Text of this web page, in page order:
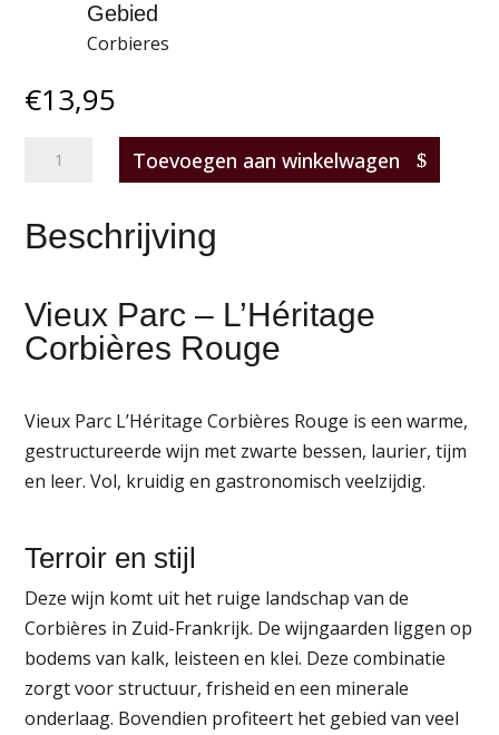
Gebied
Corbieres
€13,95
Vieux
Corbières
aantal
Toevoegen aan winkelwagen
Beschrijving
Vieux Parc – L’Héritage
Corbières Rouge
Vieux Parc L’Héritage Corbières Rouge is een warme,
gestructureerde wijn met zwarte bessen, laurier, tijm
en leer. Vol, kruidig en gastronomisch veelzijdig.
Terroir en stijl
Deze wijn komt uit het ruige landschap van de
Corbières in Zuid-Frankrijk. De wijngaarden liggen op
bodems van kalk, leisteen en klei. Deze combinatie
zorgt voor structuur, frisheid en een minerale
onderlaag. Bovendien profiteert het gebied van veel